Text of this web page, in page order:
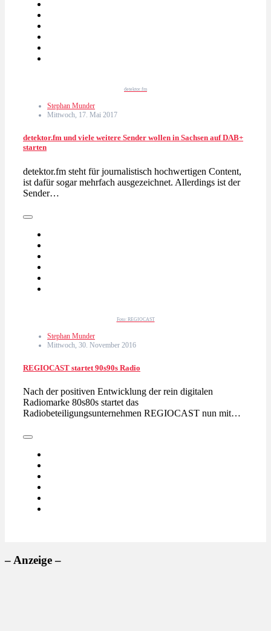
detektor.fm
Stephan Munder
Mittwoch, 17. Mai 2017
detektor.fm und viele weitere Sender wollen in Sachsen auf DAB+
starten
detektor.fm steht für journalistisch hochwertigen Content,
ist dafür sogar mehrfach ausgezeichnet. Allerdings ist der
Sender…
Foto: REGIOCAST
Stephan Munder
Mittwoch, 30. November 2016
REGIOCAST startet 90s90s Radio
Nach der positiven Entwicklung der rein digitalen
Radiomarke 80s80s startet das
Radiobeteiligungsunternehmen REGIOCAST nun mit…
– Anzeige –